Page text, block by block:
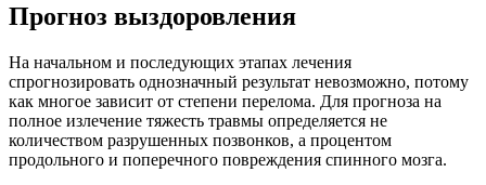
Прогноз выздоровления
На начальном и последующих этапах лечения
спрогнозировать однозначный результат невозможно, потому
как многое зависит от степени перелома. Для прогноза на
полное излечение тяжесть травмы определяется не
количеством разрушенных позвонков, а процентом
продольного и поперечного повреждения спинного мозга.